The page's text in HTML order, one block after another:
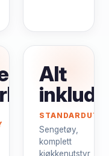
Alt
Sengetøy,
komplett
kjøkkenutstyr